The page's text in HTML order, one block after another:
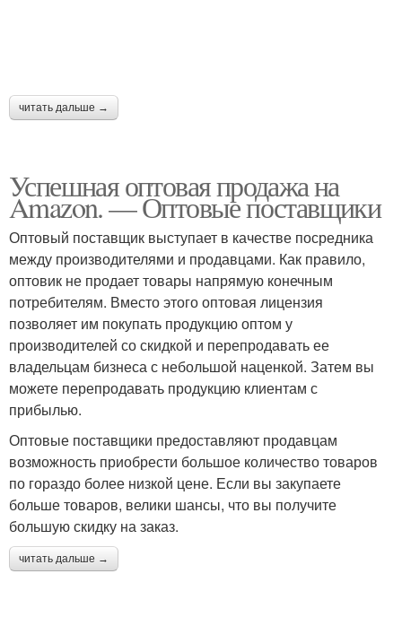
читать дальше →
Успешная оптовая продажа на
Amazon. — Оптовые поставщики
Оптовый поставщик выступает в качестве посредника
между производителями и продавцами. Как правило,
оптовик не продает товары напрямую конечным
потребителям. Вместо этого оптовая лицензия
позволяет им покупать продукцию оптом у
производителей со скидкой и перепродавать ее
владельцам бизнеса с небольшой наценкой. Затем вы
можете перепродавать продукцию клиентам с
прибылью.
Оптовые поставщики предоставляют продавцам
возможность приобрести большое количество товаров
по гораздо более низкой цене. Если вы закупаете
больше товаров, велики шансы, что вы получите
большую скидку на заказ.
читать дальше →